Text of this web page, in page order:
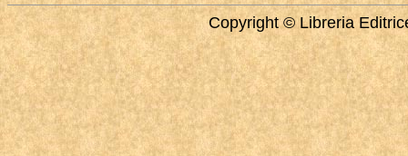
Copyright © Libreria